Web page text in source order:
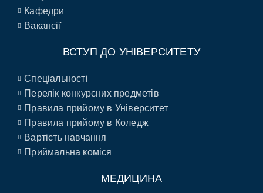
Кафедри
Вакансії
ВСТУП ДО УНІВЕРСИТЕТУ
Спеціальності
Перелік конкурсних предметів
Правила прийому в Університет
Правила прийому в Коледж
Вартість навчання
Приймальна коміся
МЕДИЦИНА